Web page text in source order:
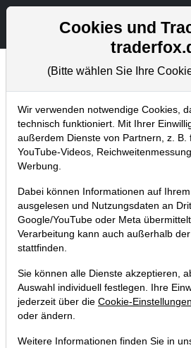
Tradingerfolge
Home Blog Tradingerfolge
Schlumberger: Wir
Point aggressiv gefolgt.
bedeutsame
16.02.2026 um 17:05 Uhr | J. Meyer
Cookies und
(Bitte wählen Sie Ihre
Wir verwenden notwendige Cookies,
technisch funktioniert. Mit Ihrer
außerdem Dienste von Partnern, z. B.
YouTube-Videos,
Werbung.
Dabei können Informationen auf
ausgelesen und Nutzungsdaten an
Google/YouTube oder Meta
Verarbeitung kann auch außerhalb
stattfinden.
Sie können alle Dienste akzeptieren,
Auswahl individuell festlegen. Ihre
jederzeit über die Cookie-Einstellungen
oder ändern.
Weitere Informationen finden Sie in